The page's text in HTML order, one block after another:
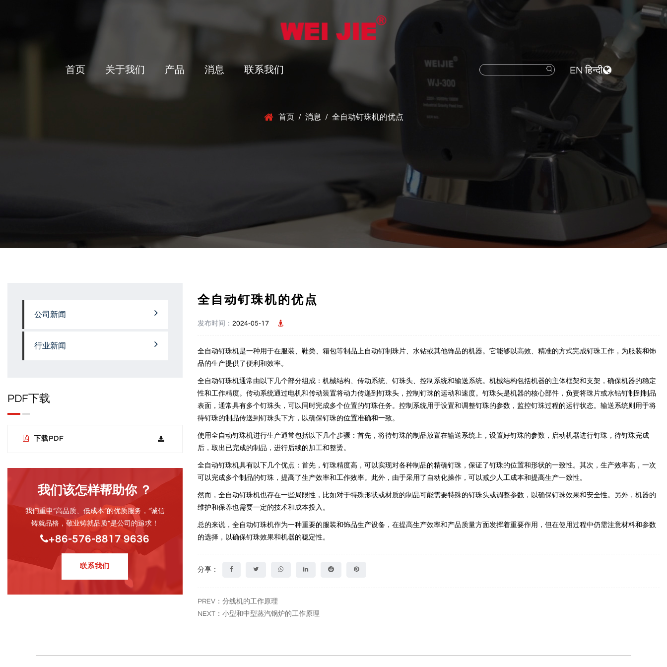
首页 关于我们 产品 消息 联系我们 EN हिन्दी
首页 / 消息 / 全自动钉珠机的优点
公司新闻
行业新闻
PDF下载
下载PDF
我们该怎样帮助你 ？
我们重申“高品质、低成本”的优质服务，“诚信
铸就品格，敬业铸就品质”是公司的追求！
+86-576-8817 9636
联系我们
全自动钉珠机的优点
发布时间： 2024-05-17
全自动钉珠机是一种用于在服装、鞋类、箱包等制品上自动钉制珠片、水钻或其他饰品的机器。它能够以高效、精准的方式完成钉珠工作，为服装和饰
品的生产提供了便利和效率。
全自动钉珠机通常由以下几个部分组成：机械结构、传动系统、钉珠头、控制系统和输送系统。机械结构包括机器的主体框架和支架，确保机器的稳定
性和工作精度。传动系统通过电机和传动装置将动力传递到钉珠头，控制钉珠的运动和速度。钉珠头是机器的核心部件，负责将珠片或水钻钉制到制品
表面，通常具有多个钉珠头，可以同时完成多个位置的钉珠任务。控制系统用于设置和调整钉珠的参数，监控钉珠过程的运行状态。输送系统则用于将
待钉珠的制品传送到钉珠头下方，以确保钉珠的位置准确和一致。
使用全自动钉珠机进行生产通常包括以下几个步骤：首先，将待钉珠的制品放置在输送系统上，设置好钉珠的参数，启动机器进行钉珠，待钉珠完成
后，取出已完成的制品，进行后续的加工和整烫。
全自动钉珠机具有以下几个优点：首先，钉珠精度高，可以实现对各种制品的精确钉珠，保证了钉珠的位置和形状的一致性。其次，生产效率高，一次
可以完成多个制品的钉珠，提高了生产效率和工作效率。此外，由于采用了自动化操作，可以减少人工成本和提高生产一致性。
然而，全自动钉珠机也存在一些局限性，比如对于特殊形状或材质的制品可能需要特殊的钉珠头或调整参数，以确保钉珠效果和安全性。另外，机器的
维护和保养也需要一定的技术和成本投入。
总的来说，全自动钉珠机作为一种重要的服装和饰品生产设备，在提高生产效率和产品质量方面发挥着重要作用，但在使用过程中仍需注意材料和参数
的选择，以确保钉珠效果和机器的稳定性。
分享：
PREV：分线机的工作原理
NEXT：小型和中型蒸汽锅炉的工作原理